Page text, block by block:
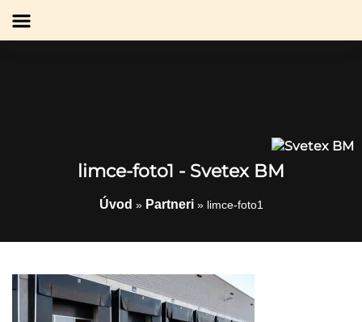
limce-foto1 - Svetex BM
Úvod » Partneri» limce-foto1